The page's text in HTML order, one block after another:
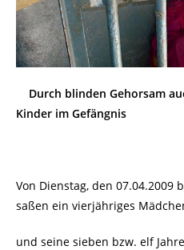
Durch blinden Gehorsam
Kinder im Gefängnis
Von Dienstag, den 07.04.2009
saßen ein vierjähriges
und seine sieben bzw. elf